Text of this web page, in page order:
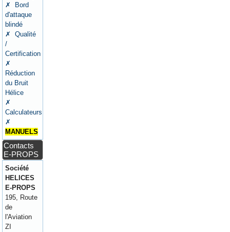
✗ Bord
d'attaque
blindé
✗ Qualité
/
Certification
✗
Réduction
du Bruit
Hélice
✗
Calculateurs
✗
MANUELS
Contacts
E-PROPS
Société
HELICES
E-PROPS
195, Route
de
l'Aviation
ZI